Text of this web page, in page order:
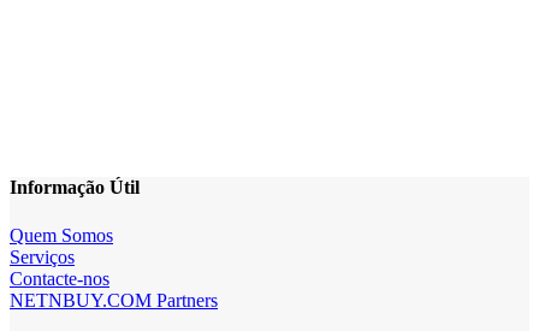
Informação Útil
Quem Somos
Serviços
Contacte-nos
NETNBUY.COM Partners